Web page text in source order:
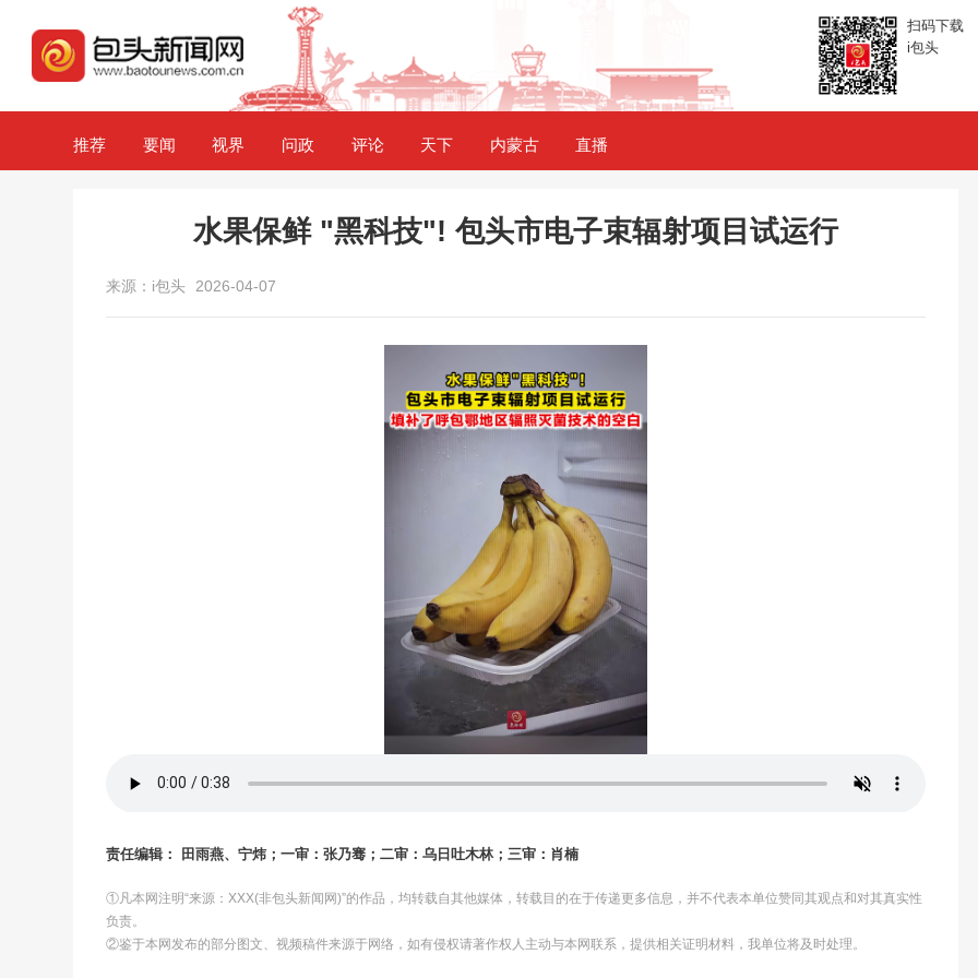
扫码下载
i包头
推荐 要闻 视界 问政 评论 天下 内蒙古 直播
水果保鲜 "黑科技"! 包头市电子束辐射项目试运行
来源：i包头 2026-04-07
责任编辑： 田雨燕、宁炜；一审：张乃骞；二审：乌日吐木林；三审：肖楠
①凡本网注明“来源：XXX(非包头新闻网)”的作品，均转载自其他媒体，转载目的在于传递更多信息，并不代表本单位赞同其观点和对其真实性
负责。
②鉴于本网发布的部分图文、视频稿件来源于网络，如有侵权请著作权人主动与本网联系，提供相关证明材料，我单位将及时处理。